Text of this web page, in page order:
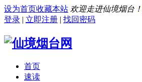
设为首页收藏本站 欢迎走进仙境烟台！
登录 | 立即注册 | 找回密码
首页
速读